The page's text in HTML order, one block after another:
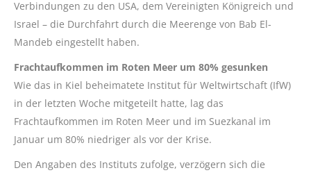
Verbindungen zu den USA, dem Vereinigten Königreich und
Israel – die Durchfahrt durch die Meerenge von Bab El-
Mandeb eingestellt haben.
Frachtaufkommen im Roten Meer um 80% gesunken
Wie das in Kiel beheimatete Institut für Weltwirtschaft (IfW)
in der letzten Woche mitgeteilt hatte, lag das
Frachtaufkommen im Roten Meer und im Suezkanal im
Januar um 80% niedriger als vor der Krise.
Den Angaben des Instituts zufolge, verzögern sich die